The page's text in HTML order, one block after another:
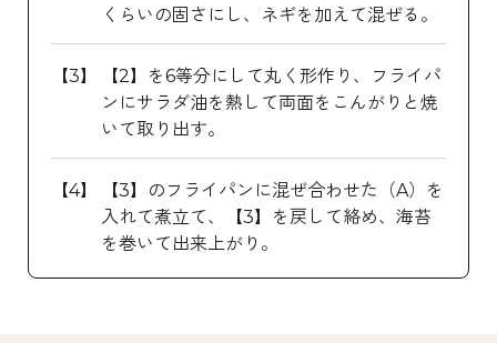
くらいの固さにし、ネギを加えて混ぜる。
【2】を6等分にして丸く形作り、フライパ
ンにサラダ油を熱して両面をこんがりと焼
いて取り出す。
【3】のフライパンに混ぜ合わせた（A）を
入れて煮立て、【3】を戻して絡め、海苔
を巻いて出来上がり。